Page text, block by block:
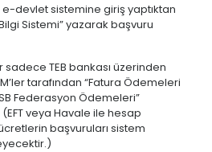
devlet sistemine giriş yaptıktan
Sistemi” yazarak başvuru
TEB bankası üzerinden
tarafından “Fatura Ödemeleri
Federasyon Ödemeleri”
veya Havale ile hesap
başvuruları sistem